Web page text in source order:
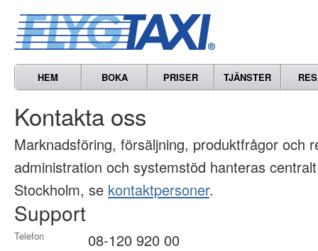
HEM BOKA PRISER TJÄNSTER
Kontakta oss
Marknads­föring, försäljning, produkt­frågor och
administration och systemstöd hanteras
Stockholm, se kontaktpersoner.
Support
Telefon
08-120 920 00